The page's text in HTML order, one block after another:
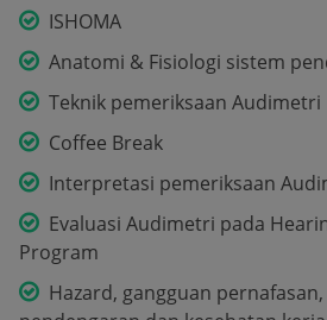
ISHOMA
Anatomi & Fisiologi sistem
Teknik pemeriksaan Audimetri
Coffee Break
Interpretasi pemeriksaan
Evaluasi Audimetri pada
Program
Hazard, gangguan